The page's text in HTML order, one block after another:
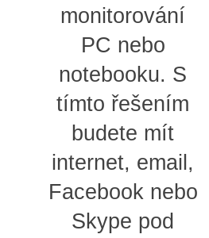
monitorování
PC nebo
notebooku. S
tímto řešením
budete mít
internet, email,
Facebook nebo
Skype pod